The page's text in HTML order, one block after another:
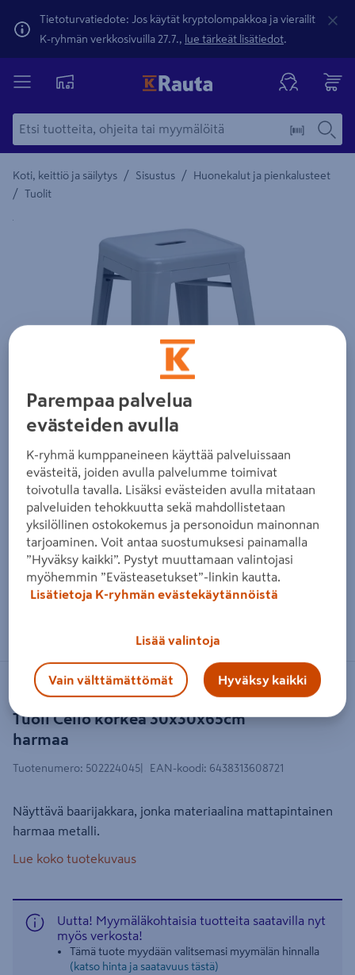
Tietoturvatiedote: Jos käytät kryptolompakkoa ja vierailit
K-ryhmän verkkosivuilla 27.7., lue tärkeät lisätiedot.
Koti, keittiö ja säilytys / Sisustus / Huonekalut ja pienkalusteet
/ Tuolit
Yksityiskohtainen kuvaus löytyy Tuotteen kuvaus -
Tuoli Cello korkea 30x30x65cm
harmaa
CELLO
Tuotenumero: 502224045 EAN-koodi: 6438313608721
Näyttävä baarijakkara, jonka materiaalina mattapintainen
harmaa metalli.
Lue koko tuotekuvaus
Uutta! Myymäläkohtaisia tuotteita saatavilla nyt
myös verkosta!
Tämä tuote myydään valitsemasi myymälän hinnalla
(katso hinta ja saatavuus tästä)
Parempaa palvelua
evästeiden avulla
K-ryhmä kumppaneineen käyttää palveluissaan
evästeitä, joiden avulla palvelumme toimivat
toivotulla tavalla. Lisäksi evästeiden avulla mitataan
palveluiden tehokkuutta sekä mahdollistetaan
yksilöllinen ostokokemus ja personoidun mainonnan
tarjoaminen. Voit antaa suostumuksesi painamalla
”Hyväksy kaikki”. Pystyt muuttamaan valintojasi
myöhemmin ”Evästeasetukset”-linkin kautta.
Lisätietoja K-ryhmän evästekäytännöistä
Lisää valintoja
Vain välttämättömät Hyväksy kaikki